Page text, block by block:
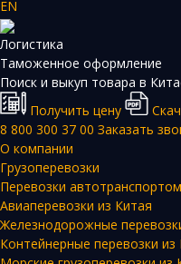
EN
Логистика
Таможенное оформление
Поиск и выкуп товара в
Получить цену
8 800 300 37 00 Заказать
О компании
Грузоперевозки
Перевозки
Авиаперевозки из Китая
Железнодорожные
Контейнерные перевозки из